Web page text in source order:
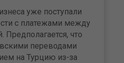
уже поступали
с платежами между
Предполагается, что
переводами
на Турцию из-за